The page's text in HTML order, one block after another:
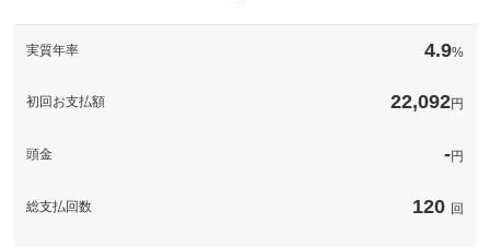
実質年率 4.9%
初回お支払額 22,092円
頭金 -円
総支払回数 120 回